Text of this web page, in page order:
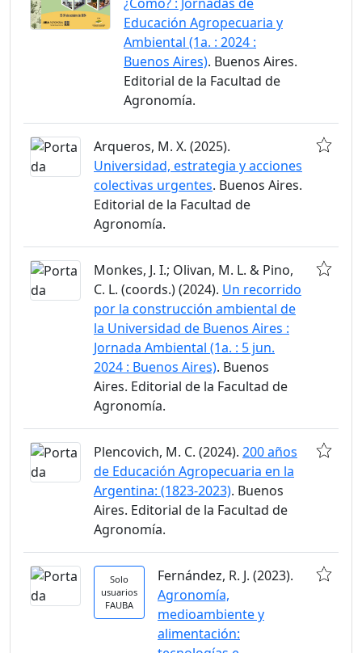
Educación Agropecuaria y
Ambiental (1a. : 2024 :
Buenos Aires). Buenos Aires.
Editorial de la Facultad de
Agronomía.
Arqueros, M. X. (2025).
Universidad, estrategia y acciones
colectivas urgentes. Buenos Aires.
Editorial de la Facultad de
Agronomía.
Monkes, J. I.; Olivan, M. L. & Pino,
C. L. (coords.) (2024). Un recorrido
por la construcción ambiental de
la Universidad de Buenos Aires :
Jornada Ambiental (1a. : 5 jun.
2024 : Buenos Aires). Buenos
Aires. Editorial de la Facultad de
Agronomía.
Plencovich, M. C. (2024). 200 años
de Educación Agropecuaria en la
Argentina: (1823-2023). Buenos
Aires. Editorial de la Facultad de
Agronomía.
Solo
usuarios
FAUBA
Fernández, R. J. (2023).
Agronomía,
medioambiente y
alimentación: